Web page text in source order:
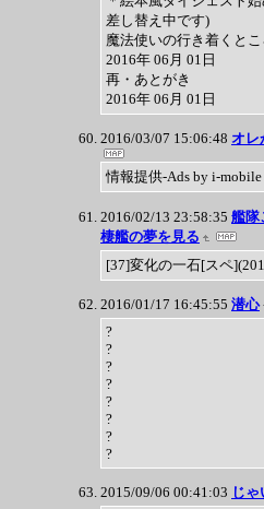
差し替え中です)
魔法使いの行き着くと
2016年 06月 01日
再・あとがき
2016年 06月 01日
2016/03/07 15:06:48 オレ
情報提供-Ads by i-mobile
2016/02/13 23:58:35 艦
棲艦の夢を見る
[37]変化の一石[スペ
2016/01/17 16:45:55 潜心
?
?
?
?
?
?
?
?
2015/09/06 00:41:03 じ